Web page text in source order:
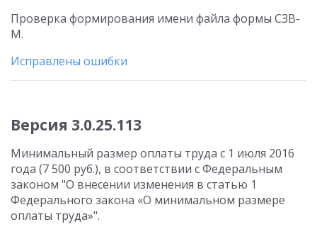
Проверка формирования имени файла формы СЗВ-
М.
Исправлены ошибки
Версия 3.0.25.113
Минимальный размер оплаты труда с 1 июля 2016
года (7 500 руб.), в соответствии с Федеральным
законом "О внесении изменения в статью 1
Федерального закона «О минимальном размере
оплаты труда»".